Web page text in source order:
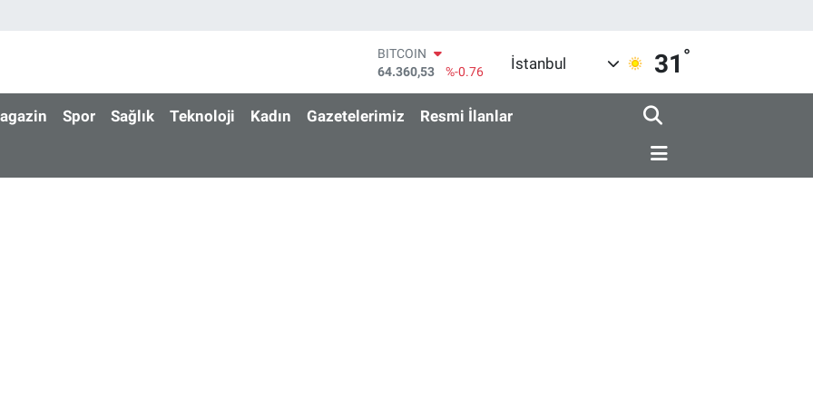
BITCOIN
64.360,53
%-0.76
47,7069
%0.17
EURO
64,1897
%0.02
İstanbul 31 °
Spor Sağlık Teknoloji Kadın Gazetelerimiz Resmi İlanlar